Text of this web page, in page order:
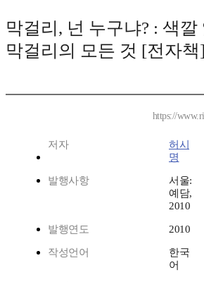
막걸리, 넌 누구냐? : 색깔
막걸리의 모든 것 [전자책]
https://
저자
허시
명
발행사항
서울:
예담,
2010
발행연도 2010
작성언어
한국
어